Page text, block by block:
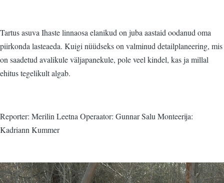
Tartus asuva Ihaste linnaosa elanikud on juba aastaid oodanud oma
piirkonda lasteaeda. Kuigi nüüdseks on valminud detailplaneering, mis
on saadetud avalikule väljapanekule, pole veel kindel, kas ja millal
ehitus tegelikult algab.
Reporter: Merilin Leetna Operaator: Gunnar Salu Monteerija:
Kadriann Kummer
Video